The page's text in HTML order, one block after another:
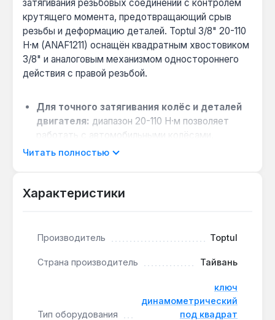
затягивания резьбовых соединений с контролем
крутящего момента, предотвращающий срыв
резьбы и деформацию деталей. Toptul 3/8" 20-110
Н·м (ANAF1211) оснащён квадратным хвостовиком
3/8" и аналоговым механизмом одностороннего
действия с правой резьбой.
Для точного затягивания колёс и деталей
двигателя: диапазон 20-110 Н·м позволяет
работать с автомобильными колёсами,
подвеской и мототехникой без риска срыва
Работа в ограниченном пространстве:
моторном отсеке или при сборке велосипеда.
из комбинации полипропилена (PP) и
скольжение в маслянистой среде.
Читать полностью
Характеристики
Производитель Toptul
Страна производитель Тайвань
Тип оборудования
ключ
динамометрический
под квадрат